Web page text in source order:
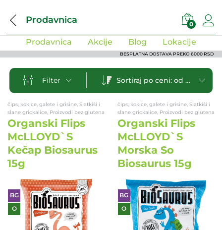
Prodavnica 0
Prodavnica Akcije Blog Lokacije
BESPLATNA DOSTAVA PREKO 6000 RSD
Filter Sortiraj po ceni: od manje ka većoj
čips, kokice, galete i grisine, Slatkiši i
slane grickalice, Proizvodi bez glutena
Organski Flips
McLLOYD`S
Kečap Biosaurus
15g
BG
O
čips, kokice, galete i grisine, Slatkiši i
slane grickalice, Proizvodi bez glutena
Organski Flips
McLLOYD`S
Morska So
Biosaurus 15g
BG
O